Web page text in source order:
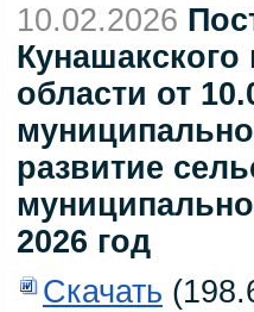
10.02.2026
области от
развитие
2026 год
Скачать